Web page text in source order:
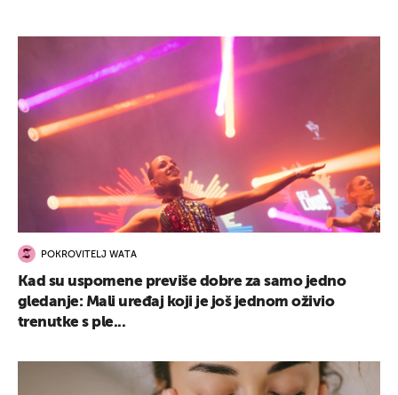
POKROVITELJ WATA
Kad su uspomene previše dobre za samo jedno
gledanje: Mali uređaj koji je još jednom oživio
trenutke s ple...